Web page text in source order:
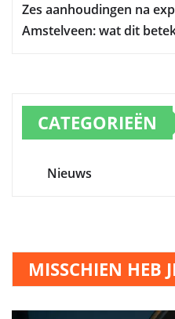
Zes aanhoudingen na
Amstelveen: wat dit
CATEGORIEËN
Nieuws
MISSCHIEN HEB